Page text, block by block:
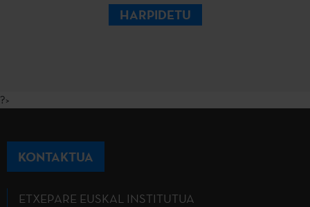
HARPIDETU
?>
KONTAKTUA
ETXEPARE EUSKAL INSTITUTUA